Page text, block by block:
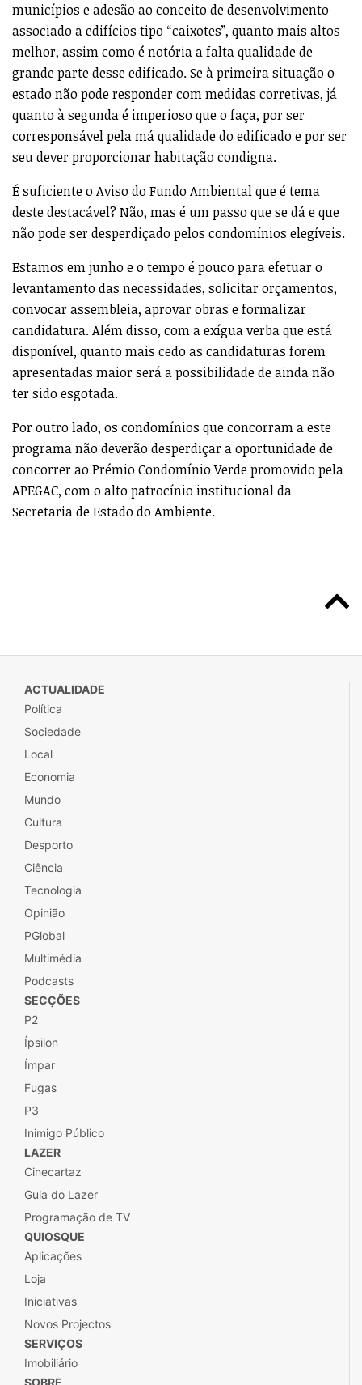
municípios e adesão ao conceito de desenvolvimento
associado a edifícios tipo “caixotes”, quanto mais altos
melhor, assim como é notória a falta qualidade de
grande parte desse edificado. Se à primeira situação o
estado não pode responder com medidas corretivas, já
quanto à segunda é imperioso que o faça, por ser
corresponsável pela má qualidade do edificado e por ser
seu dever proporcionar habitação condigna.
É suficiente o Aviso do Fundo Ambiental que é tema
deste destacável? Não, mas é um passo que se dá e que
não pode ser desperdiçado pelos condomínios elegíveis.
Estamos em junho e o tempo é pouco para efetuar o
levantamento das necessidades, solicitar orçamentos,
convocar assembleia, aprovar obras e formalizar
candidatura. Além disso, com a exígua verba que está
disponível, quanto mais cedo as candidaturas forem
apresentadas maior será a possibilidade de ainda não
ter sido esgotada.
Por outro lado, os condomínios que concorram a este
programa não deverão desperdiçar a oportunidade de
concorrer ao Prémio Condomínio Verde promovido pela
APEGAC, com o alto patrocínio institucional da
Secretaria de Estado do Ambiente.
ACTUALIDADE
Política
Sociedade
Local
Economia
Mundo
Cultura
Desporto
Ciência
Tecnologia
Opinião
PGlobal
Multimédia
Podcasts
SECÇÕES
P2
Ípsilon
Ímpar
Fugas
P3
Inimigo Público
LAZER
Cinecartaz
Guia do Lazer
Programação de TV
QUIOSQUE
Aplicações
Loja
Iniciativas
Novos Projectos
SERVIÇOS
Imobiliário
SOBRE